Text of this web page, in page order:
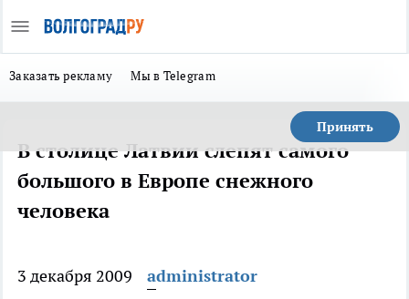
Заказать рекламу Мы в Telegram
Принять
В столице Латвии слепят самого
большого в Европе снежного
человека
3 декабря 2009
administrator